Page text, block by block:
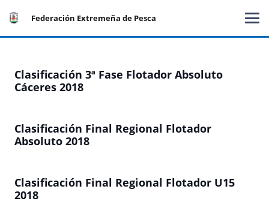
Federación Extremeña de Pesca
Clasificación 3ª Fase Flotador Absoluto
Cáceres 2018
Clasificación Final Regional Flotador
Absoluto 2018
Clasificación Final Regional Flotador U15
2018